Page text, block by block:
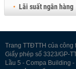
Lãi suất ngân hàng
Trang TTĐTTH của công
Giấy phép số 3323/GP-
Lầu 5 - Compa Building